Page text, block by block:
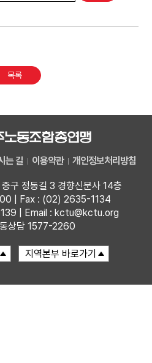
목록
는 길 이용약관 개인정보처리방침
구 정동길 3 경향신문사 14층
| Fax : (02) 2635-1134
| Email : kctu@kctu.org
상담 1577-2260